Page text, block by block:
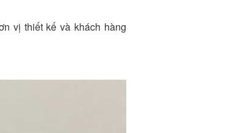
vị thiết kế và khách hàng